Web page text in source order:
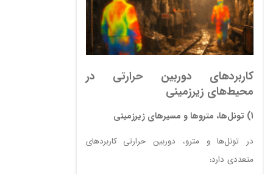
کاربردهای دوربین حرارتی در
محیط‌های زیرزمینی
1) تونل‌ها، متروها و مسیرهای زیرزمینی
در تونل‌ها و مترو، دوربین حرارتی کاربردهای
متعددی دارد: